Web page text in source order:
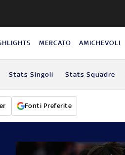
MERCATO AMICHEVOLI
Stats Singoli Stats Squadre
Fonti Preferite